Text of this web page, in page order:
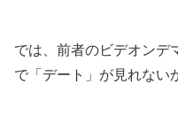
では、前者のビデオンデ
で「デート」が見れない